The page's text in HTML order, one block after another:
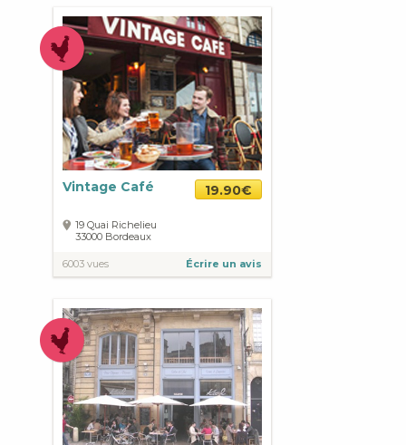
Vintage Café 19.90€
19 Quai Richelieu
33000 Bordeaux
6003 vues Écrire un avis